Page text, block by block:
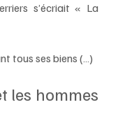
s’écriait « La
tous ses biens (…)
les hommes